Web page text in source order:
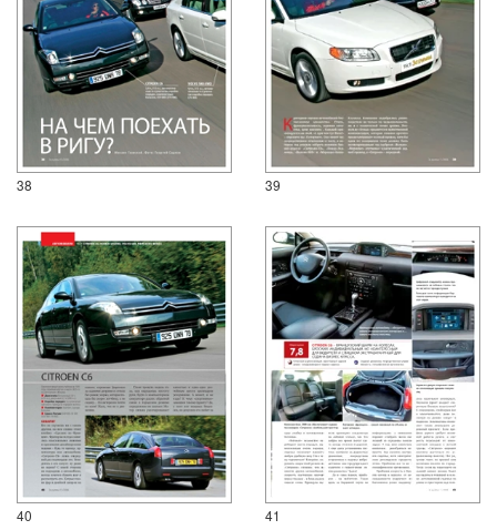
38 39
40 41